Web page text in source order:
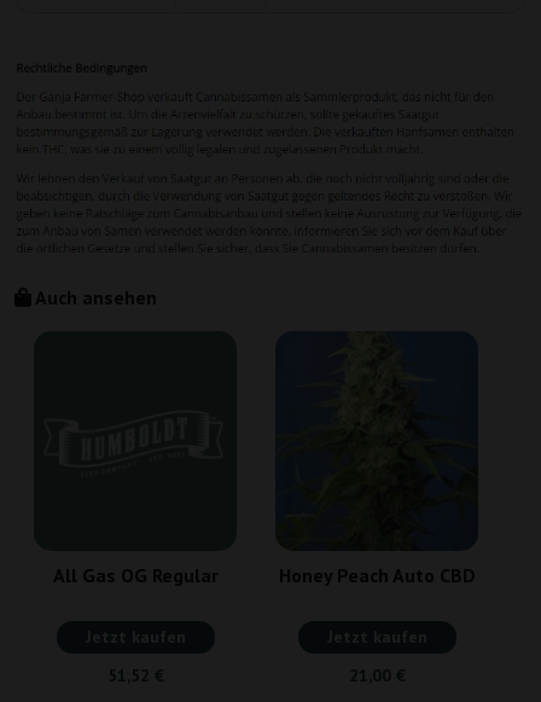
Auch ansehen
All Gas OG Regular
Jetzt kaufen
51,52 €
Honey Peach Auto CBD
Jetzt kaufen
21,00 €